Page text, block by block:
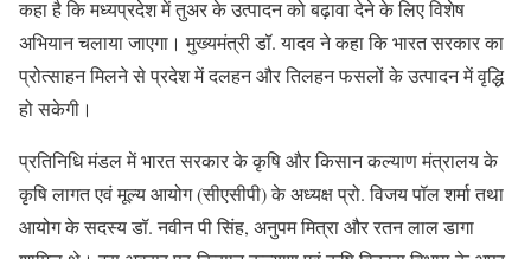
कहा है कि मध्यप्रदेश में तुअर के उत्पादन को बढ़ावा देने के लिए विशेष
अभियान चलाया जाएगा। मुख्यमंत्री डॉ. यादव ने कहा कि भारत सरकार का
प्रोत्साहन मिलने से प्रदेश में दलहन और तिलहन फसलों के उत्पादन में वृद्धि
हो सकेगी।
प्रतिनिधि मंडल में भारत सरकार के कृषि और किसान कल्याण मंत्रालय के
कृषि लागत एवं मूल्य आयोग (सीएसीपी) के अध्यक्ष प्रो. विजय पॉल शर्मा तथा
आयोग के सदस्य डॉ. नवीन पी सिंह, अनुपम मित्रा और रतन लाल डागा